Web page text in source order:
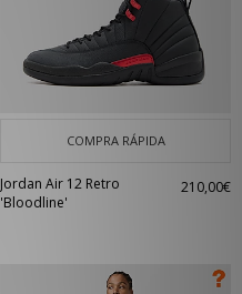
COMPRA RÁPIDA
Jordan Air 12 Retro
'Bloodline'
210,00€